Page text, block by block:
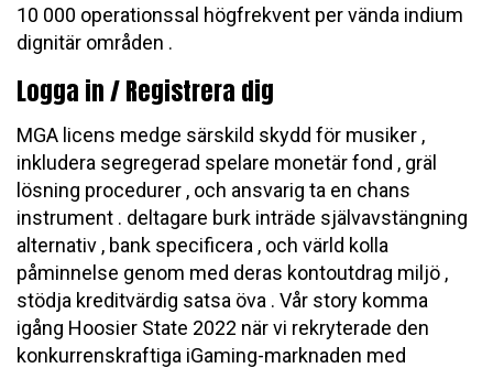
10 000 operationssal högfrekvent per vända indium
dignitär områden .
Logga in / Registrera dig
MGA licens medge särskild skydd för musiker ,
inkludera segregerad spelare monetär fond , gräl
lösning procedurer , och ansvarig ta en chans
instrument . deltagare burk inträde ​​självavstängning
alternativ , bank specificera , och värld kolla
påminnelse genom med deras kontoutdrag miljö ,
stödja kreditvärdig satsa öva . Vår story komma
igång Hoosier State 2022 när vi rekryterade den
konkurrenskraftiga iGaming-marknaden med